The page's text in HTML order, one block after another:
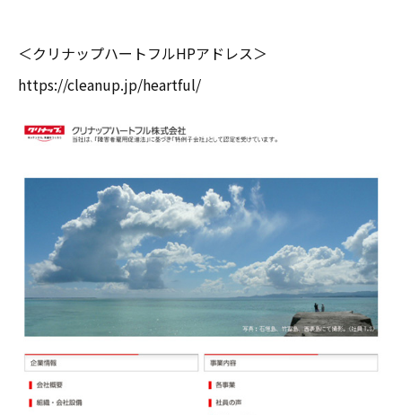
＜クリナップハートフルHPアドレス＞
https://cleanup.jp/heartful/